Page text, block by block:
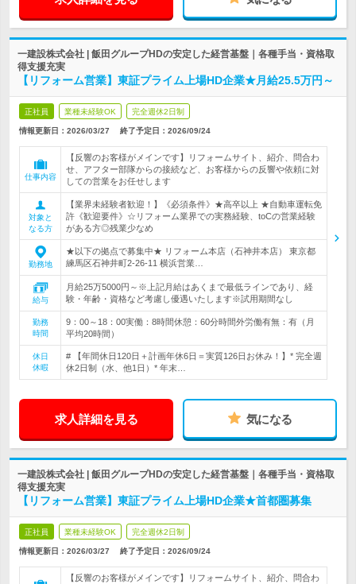
一建設株式会社 | 飯田グループHDの安定した経営基盤｜各種手当・資格取
得支援充実
【リフォーム営業】東証プライム上場HD企業★月給25.5万円～
正社員 業種未経験OK 完全週休2日制
情報更新日：2026/03/27 終了予定日： 2026/09/24
仕事内容
【反響のお客様がメインです】リフォームサイト、紹介、問合わ
せ、アフター部隊からの接続など、お客様からの反響や依頼に対
しての営業をお任せします
対象と
なる方
【業界未経験者歓迎！】《必須条件》★高卒以上 ★自動車運転免
許《歓迎要件》☆リフォーム業界での実務経験、toCの営業経験
がある方◎残業少なめ
勤務地
★以下の拠点で募集中★ リフォーム本店（石神井本店） 東京都
練馬区石神井町2-26-11 横浜営業…
給与
月給25万5000円～※上記月給はあくまで最低ラインであり、経
験・年齢・資格など考慮し優遇いたします※試用期間なし
勤務
時間
9：00～18：00実働：8時間休憩：60分時間外労働有無：有（月
平均20時間）
休日
休暇
# 【年間休日120日＋計画年休6日＝実質126日お休み！】* 完全週
休2日制（水、他1日）* 年末…
求人詳細を見る 気になる
一建設株式会社 | 飯田グループHDの安定した経営基盤｜各種手当・資格取
得支援充実
【リフォーム営業】東証プライム上場HD企業★首都圏募集
正社員 業種未経験OK 完全週休2日制
情報更新日：2026/03/27 終了予定日： 2026/09/24
【反響のお客様がメインです】リフォームサイト、紹介、問合わ